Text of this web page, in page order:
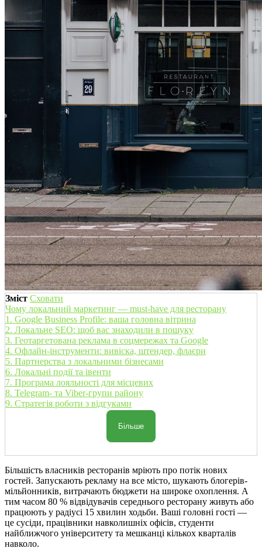
Зміст Сховати
Чому локальний маркетинг — must-have для ресторану
1. Google Business Profile: ваша головна вітрина
2. Локальне SEO: щоб вас знаходили в пошуку
3. Геотаргетована реклама в соцмережах та Google
4. Офлайн-інструменти: вивіска, штендер, флаєри
5. Партнерства з локальними бізнесами
6. Локальні події та івенти
7. Програма лояльності для місцевих
8. Telegram- та Viber-групи району
9. Стратегія роботи з відгуками
Більше
Більшість власників ресторанів мріють про потік нових
гостей. Запускають рекламу на все місто, шукають блогерів-
мільйонників, витрачають бюджети на широке охоплення. А
тим часом 80 % відвідувачів середнього ресторану живуть або
працюють у радіусі 15 хвилин ходьби. Ваші головні гості —
це сусіди, працівники навколишніх офісів, студенти
найближчого університету та мешканці кількох кварталів
навколо.